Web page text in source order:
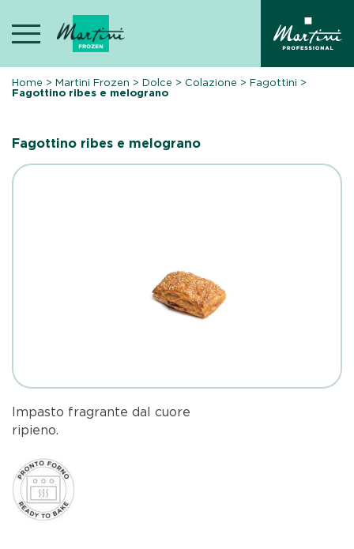
content
Home >Martini Frozen >Dolce > Colazione >Fagottini >
Fagottino ribes e melograno
Fagottino ribes e melograno
Impasto fragrante dal cuore